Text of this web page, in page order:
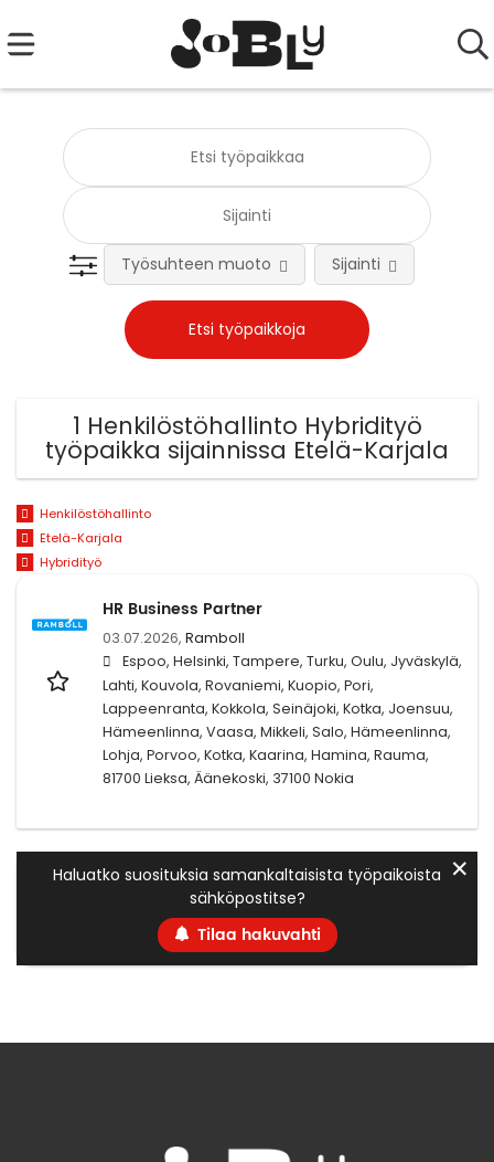
Työsuhteen muoto Sijainti
1 Henkilöstöhallinto Hybridityö
työpaikka sijainnissa Etelä-Karjala
Henkilöstöhallinto
Etelä-Karjala
Hybridityö
HR Business Partner
03.07.2026, Ramboll
Espoo, Helsinki, Tampere, Turku, Oulu, Jyväskylä,
Lahti, Kouvola, Rovaniemi, Kuopio, Pori,
Lappeenranta, Kokkola, Seinäjoki, Kotka, Joensuu,
Hämeenlinna, Vaasa, Mikkeli, Salo, Hämeenlinna,
Lohja, Porvoo, Kotka, Kaarina, Hamina, Rauma,
81700 Lieksa, Äänekoski, 37100 Nokia
Haluatko suosituksia samankaltaisista työpaikoista
sähköpostitse?
Tilaa hakuvahti
✕